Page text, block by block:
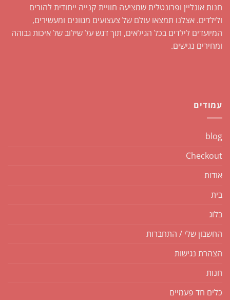
חנות אונליין ופרונטלית שמציעה חוויית קנייה ייחודית להורים
ולילדים. אצלנו תמצאו עולם של צעצועים מגוונים ומעשירים,
המיועדים לילדים בכל הגילאים, תוך דגש על שילוב של איכות גבוהה
ומחירים נגישים.
עמודים
blog
Checkout
אודות
בית
בלוג
החשבון שלי / התחברות
הצהרת נגישות
חנות
כלים חד פעמיים